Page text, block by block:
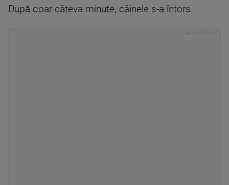
După doar câteva minute, câinele s-a întors.